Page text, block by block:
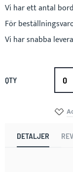
Vi har ett antal
För
Vi har snabba
QTY
DETALJER